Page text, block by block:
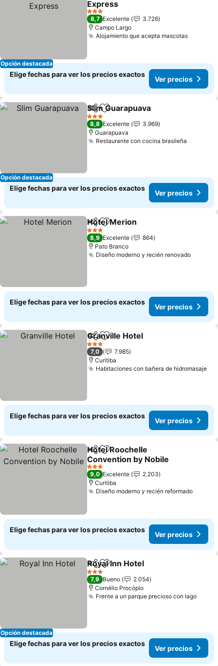
Opción destacada
Express
Ver precios
3 Estrellas
8,7 Excelente
3.726
Campo Largo
Alojamiento que acepta mascotasVer
Elige fechas para ver los precios exactos
Ver precios
Opción destacada
CompartirAgregar a favoritos
Slim Guarapuava
3 Estrellas
8,8 Excelente
3.969
Guarapuava
Restaurante con cocina brasileña
Elige fechas para ver los precios exactos
Ver precios
CompartirAgregar a favoritos
Hotel Merion
3 Estrellas
8,9 Excelente
864
Pato Branco
Diseño moderno y recién renovadoVer
Elige fechas para ver los precios exactos
Ver precios
CompartirAgregar a favoritos
Granville Hotel
3 Estrellas
7,0
7.985
Curitiba
Habitaciones con bañera de hidromasaje
Elige fechas para ver los precios exactos
Ver precios
CompartirAgregar a favoritos
Hotel Roochelle
Convention by Nobile
Ver precios
3 Estrellas
9,0 Excelente
2.203
Curitiba
Diseño moderno y recién reformadoVer
Elige fechas para ver los precios exactos
Ver precios
Opción destacada
CompartirAgregar a favoritos
Royal Inn Hotel
3 Estrellas
7,9 Bueno
2.054
Cornélio Procópio
Frente a un parque precioso con lagoVer
Elige fechas para ver los precios exactos
Ver precios